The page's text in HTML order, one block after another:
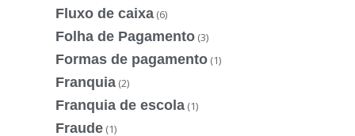
Fluxo de caixa (6)
Folha de Pagamento (3)
Formas de pagamento (1)
Franquia (2)
Franquia de escola (1)
Fraude (1)